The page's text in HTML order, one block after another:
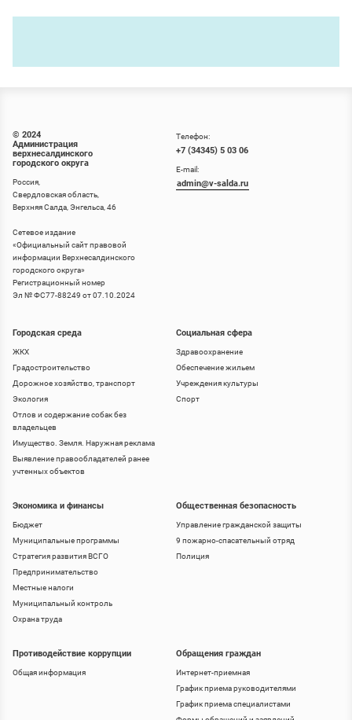
© 2024
Администрация
верхнесалдинского
городского округа
Россия,
Свердловская область,
Верхняя Салда, Энгельса, 46
Сетевое издание
«Официальный сайт правовой
информации Верхнесалдинского
городского округа»
Регистрационный номер
Эл № ФС77-88249 от 07.10.2024
Городская среда
ЖКХ
Градостроительство
Дорожное хозяйство, транспорт
Экология
Отлов и содержание собак без
владельцев
Имущество. Земля. Наружная реклама
Выявление правообладателей ранее
учтенных объектов
Социальная сфера
Здравоохранение
Обеспечение жильем
Учреждения культуры
Спорт
Телефон:
+7 (34345) 5 03 06
E-mail:
admin@v-salda.ru
Экономика и финансы
Бюджет
Муниципальные программы
Стратегия развития ВСГО
Предпринимательство
Местные налоги
Муниципальный контроль
Охрана труда
Общественная безопасность
Управление гражданской защиты
9 пожарно-спасательный отряд
Полиция
Противодействие коррупции
Общая информация
Обращения граждан
Интернет-приемная
График приема руководителями
График приема специалистами